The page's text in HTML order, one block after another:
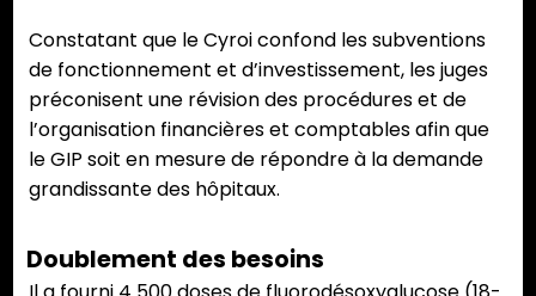
Constatant que le Cyroi confond les subventions
de fonctionnement et d’investissement, les juges
préconisent une révision des procédures et de
l’organisation financières et comptables afin que
le GIP soit en mesure de répondre à la demande
grandissante des hôpitaux.
Doublement des besoins